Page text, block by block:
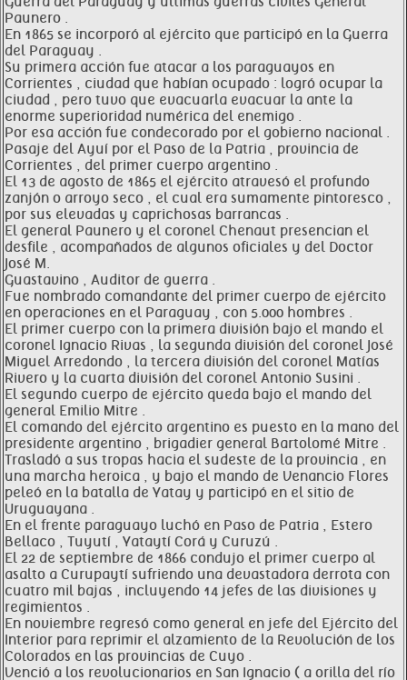
Paunero .
En 1865 se incorporó al ejército que participó en la Guerra
del Paraguay .
Su primera acción fue atacar a los paraguayos en
Corrientes , ciudad que habían ocupado : logró ocupar la
ciudad , pero tuvo que evacuarla evacuar la ante la
enorme superioridad numérica del enemigo .
Por esa acción fue condecorado por el gobierno nacional .
Pasaje del Ayuí por el Paso de la Patria , provincia de
Corrientes , del primer cuerpo argentino .
El 13 de agosto de 1865 el ejército atravesó el profundo
zanjón o arroyo seco , el cual era sumamente pintoresco ,
por sus elevadas y caprichosas barrancas .
El general Paunero y el coronel Chenaut presencian el
desfile , acompañados de algunos oficiales y del Doctor
José M.
Guastavino , Auditor de guerra .
Fue nombrado comandante del primer cuerpo de ejército
en operaciones en el Paraguay , con 5.000 hombres .
El primer cuerpo con la primera división bajo el mando el
coronel Ignacio Rivas , la segunda división del coronel José
Miguel Arredondo , la tercera división del coronel Matías
Rivero y la cuarta división del coronel Antonio Susini .
El segundo cuerpo de ejército queda bajo el mando del
general Emilio Mitre .
El comando del ejército argentino es puesto en la mano del
presidente argentino , brigadier general Bartolomé Mitre .
Trasladó a sus tropas hacia el sudeste de la provincia , en
una marcha heroica , y bajo el mando de Venancio Flores
peleó en la batalla de Yatay y participó en el sitio de
Uruguayana .
En el frente paraguayo luchó en Paso de Patria , Estero
Bellaco , Tuyutí , Yataytí Corá y Curuzú .
El 22 de septiembre de 1866 condujo el primer cuerpo al
asalto a Curupaytí sufriendo una devastadora derrota con
cuatro mil bajas , incluyendo 14 jefes de las divisiones y
regimientos .
En noviembre regresó como general en jefe del Ejército del
Interior para reprimir el alzamiento de la Revolución de los
Colorados en las provincias de Cuyo .
Venció a los revolucionarios en San Ignacio ( a orilla del río